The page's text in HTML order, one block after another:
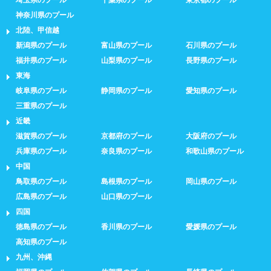
神奈川県のプール
北陸、甲信越
新潟県のプール
富山県のプール
石川県のプール
福井県のプール
山梨県のプール
長野県のプール
東海
岐阜県のプール
静岡県のプール
愛知県のプール
三重県のプール
近畿
滋賀県のプール
京都府のプール
大阪府のプール
兵庫県のプール
奈良県のプール
和歌山県のプール
中国
鳥取県のプール
島根県のプール
岡山県のプール
広島県のプール
山口県のプール
四国
徳島県のプール
香川県のプール
愛媛県のプール
高知県のプール
九州、沖縄